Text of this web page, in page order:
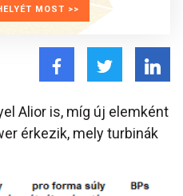
MOST >>
Alior is, míg új elemként
érkezik, mely turbinák